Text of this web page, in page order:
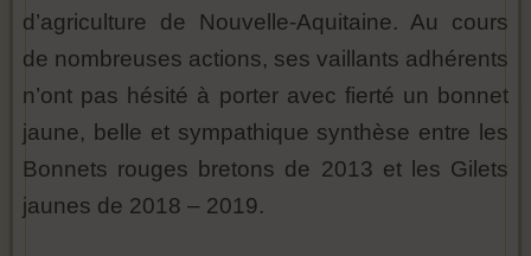
d’agriculture de Nouvelle-Aquitaine. Au cours
de nombreuses actions, ses vaillants adhérents
n’ont pas hésité à porter avec fierté un bonnet
jaune, belle et sympathique synthèse entre les
Bonnets rouges bretons de 2013 et les Gilets
jaunes de 2018 – 2019.